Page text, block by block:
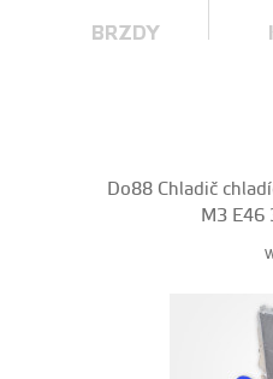
BRZDY
Do88 Chladič
M3 E46